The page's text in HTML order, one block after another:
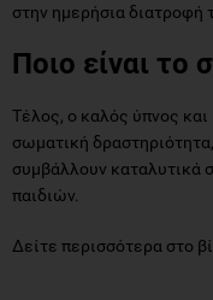
στην ημερήσια διατροφή
Ποιο είναι το
Τέλος, ο καλός ύπνος
σωματική
συμβάλλουν
παιδιών.
Δείτε περισσότερα στο